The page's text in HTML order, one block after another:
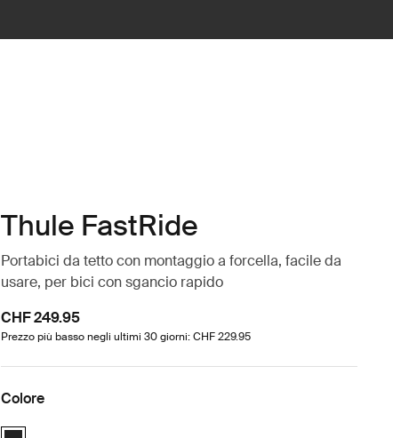
Thule FastRide
Portabici da tetto con montaggio a forcella, facile da
usare, per bici con sgancio rapido
CHF 249.95
Prezzo più basso negli ultimi 30 giorni: CHF 229.95
Colore
Thule FastRide Nero (selected)